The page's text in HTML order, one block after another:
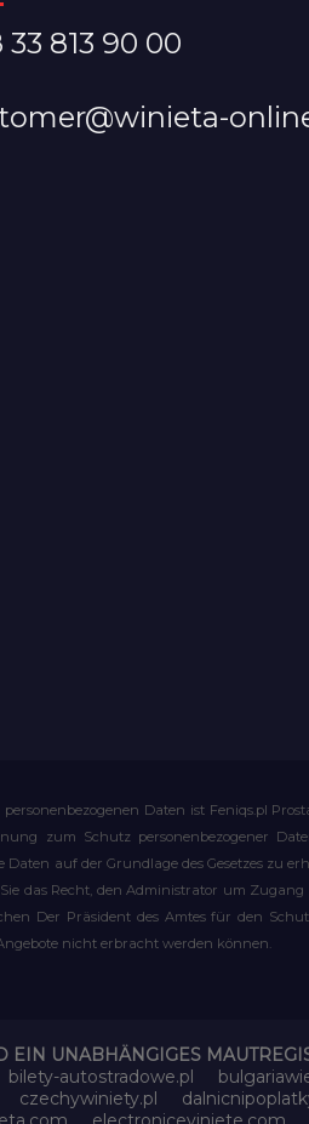
33 813 90 00
Daten ist Feniqs.pl
zum Schutz personenbezogener
auf der Grundlage des Gesetzes
das Recht, den Administrator um
Der Präsident des Amtes für den
nicht erbracht werden können.
EIN UNABHÄNGIGES
bilety-autostradowe.pl
czechywiniety.pl